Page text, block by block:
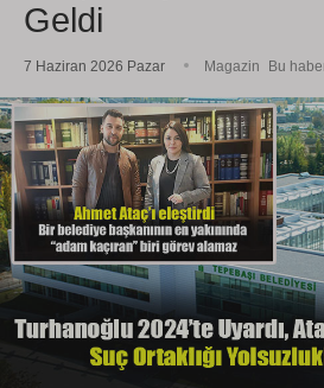
Geldi
7 Haziran 2026 Pazar Magazin Bu